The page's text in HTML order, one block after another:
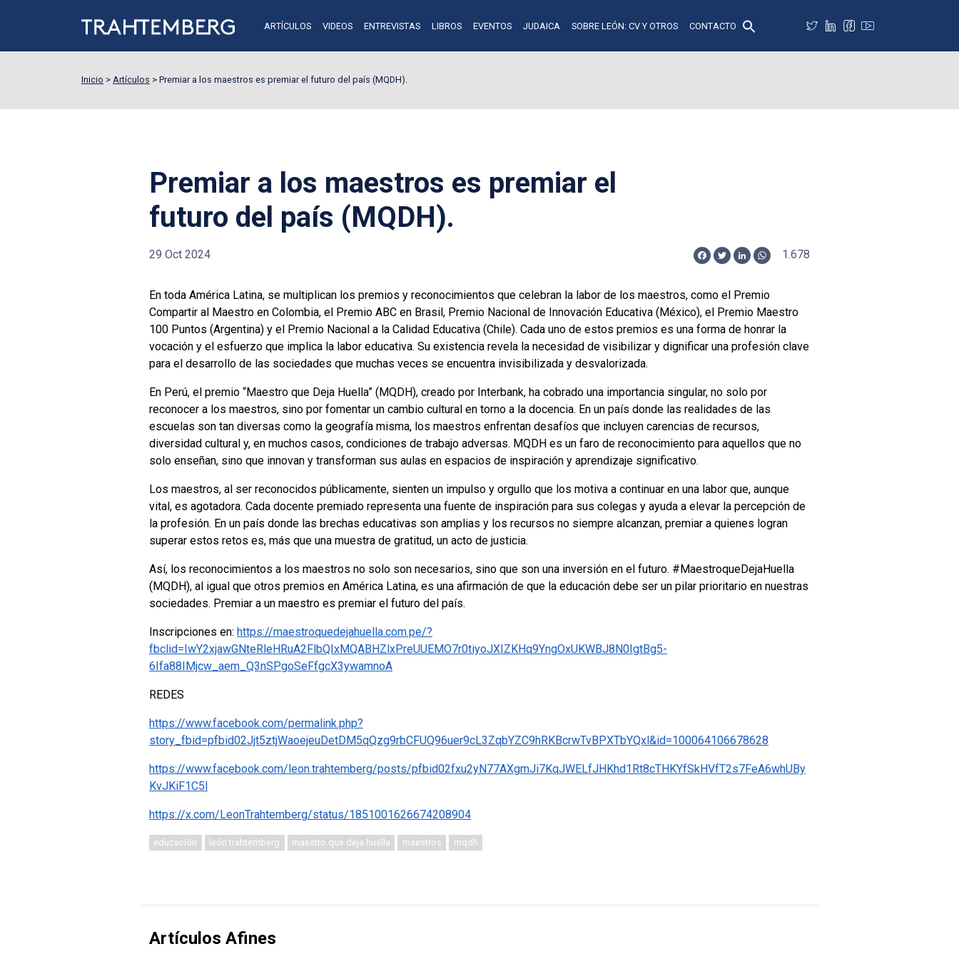
ARTÍCULOS VIDEOS ENTREVISTAS LIBROS EVENTOS JUDAICA SOBRE LEÓN: CV Y OTROS CONTACTO
Inicio > Artículos > Premiar a los maestros es premiar el futuro del país (MQDH).
Premiar a los maestros es premiar el
futuro del país (MQDH).
29 Oct 2024
Facebook
TwitterLinkedInWhatsApp
1.678
En toda América Latina, se multiplican los premios y reconocimientos que celebran la labor de los maestros, como el Premio
Compartir al Maestro en Colombia, el Premio ABC en Brasil, Premio Nacional de Innovación Educativa (México), el Premio Maestro
100 Puntos (Argentina) y el Premio Nacional a la Calidad Educativa (Chile). Cada uno de estos premios es una forma de honrar la
vocación y el esfuerzo que implica la labor educativa. Su existencia revela la necesidad de visibilizar y dignificar una profesión clave
para el desarrollo de las sociedades que muchas veces se encuentra invisibilizada y desvalorizada.
En Perú, el premio “Maestro que Deja Huella” (MQDH), creado por Interbank, ha cobrado una importancia singular, no solo por
reconocer a los maestros, sino por fomentar un cambio cultural en torno a la docencia. En un país donde las realidades de las
escuelas son tan diversas como la geografía misma, los maestros enfrentan desafíos que incluyen carencias de recursos,
diversidad cultural y, en muchos casos, condiciones de trabajo adversas. MQDH es un faro de reconocimiento para aquellos que no
solo enseñan, sino que innovan y transforman sus aulas en espacios de inspiración y aprendizaje significativo.
Los maestros, al ser reconocidos públicamente, sienten un impulso y orgullo que los motiva a continuar en una labor que, aunque
vital, es agotadora. Cada docente premiado representa una fuente de inspiración para sus colegas y ayuda a elevar la percepción de
la profesión. En un país donde las brechas educativas son amplias y los recursos no siempre alcanzan, premiar a quienes logran
superar estos retos es, más que una muestra de gratitud, un acto de justicia.
Así, los reconocimientos a los maestros no solo son necesarios, sino que son una inversión en el futuro. #MaestroqueDejaHuella
(MQDH), al igual que otros premios en América Latina, es una afirmación de que la educación debe ser un pilar prioritario en nuestras
sociedades. Premiar a un maestro es premiar el futuro del país.
Inscripciones en: https://maestroquedejahuella.com.pe/?
fbclid=IwY2xjawGNteRleHRuA2FlbQIxMQABHZlxPreUUEMO7r0tiyoJXIZKHq9YngOxUKWBJ8N0IgtBg5-
6Ifa88IMjcw_aem_Q3nSPgoSeFfgcX3ywamnoA
REDES
https://www.facebook.com/permalink.php?
story_fbid=pfbid02Jjt5ztjWaoejeuDetDM5qQzg9rbCFUQ96uer9cL3ZqbYZC9hRKBcrwTvBPXTbYQxl&id=100064106678628
https://www.facebook.com/leon.trahtemberg/posts/pfbid02fxu2yN77AXgmJi7KqJWELfJHKhd1Rt8cTHKYfSkHVfT2s7FeA6whUBy
KvJKiF1C5l
https://x.com/LeonTrahtemberg/status/1851001626674208904
educación león trahtemberg maestro que deja huella maestros mqdh
Artículos Afines